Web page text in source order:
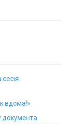
вдома!»
документа